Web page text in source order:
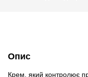
Опис
Крем, який контролює